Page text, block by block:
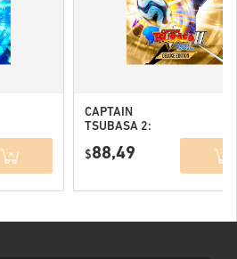
CAPTAIN
TSUBASA 2:
FIGHTERS
$88,49